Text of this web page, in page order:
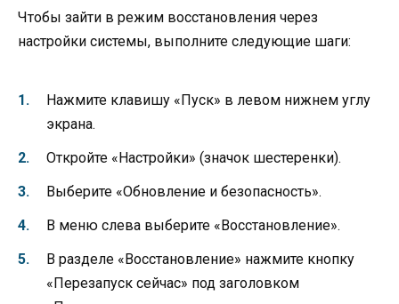
Чтобы зайти в режим восстановления через
настройки системы, выполните следующие шаги:
Нажмите клавишу «Пуск» в левом нижнем углу
экрана.
Откройте «Настройки» (значок шестеренки).
Выберите «Обновление и безопасность».
В меню слева выберите «Восстановление».
В разделе «Восстановление» нажмите кнопку
«Перезапуск сейчас» под заголовком